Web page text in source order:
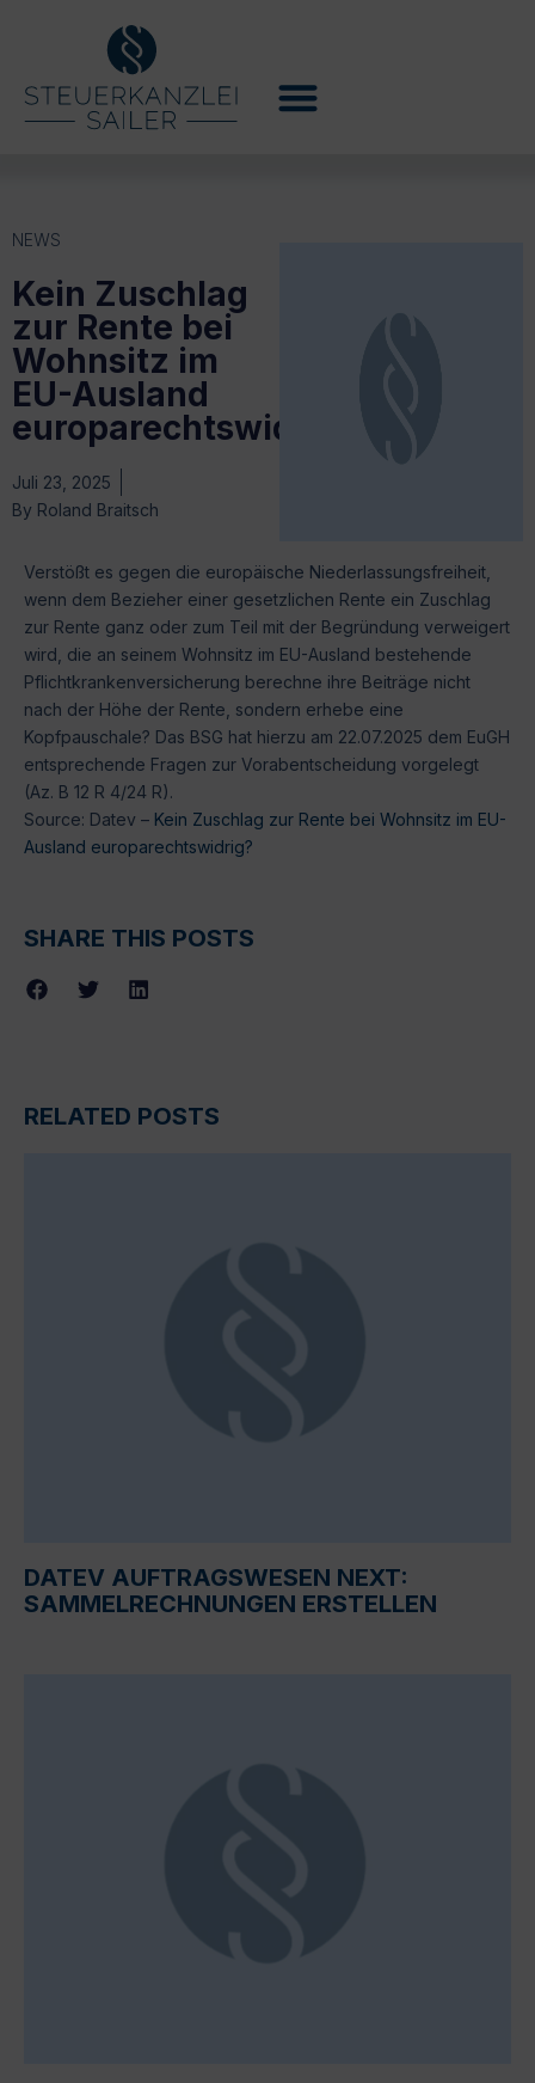
NEWS
Kein Zuschlag
zur Rente bei
Wohnsitz im
EU-Ausland
europarechtswidrig?
Juli 23, 2025
By Roland Braitsch
Verstößt es gegen die europäische Niederlassungsfreiheit,
wenn dem Bezieher einer gesetzlichen Rente ein Zuschlag
zur Rente ganz oder zum Teil mit der Begründung verweigert
wird, die an seinem Wohnsitz im EU-Ausland bestehende
Pflichtkrankenversicherung berechne ihre Beiträge nicht
nach der Höhe der Rente, sondern erhebe eine
Kopfpauschale? Das BSG hat hierzu am 22.07.2025 dem EuGH
entsprechende Fragen zur Vorabentscheidung vorgelegt
(Az. B 12 R 4/24 R).
Source: Datev – Kein Zuschlag zur Rente bei Wohnsitz im EU-
Ausland europarechtswidrig?
SHARE THIS POSTS
RELATED POSTS
DATEV AUFTRAGSWESEN NEXT:
SAMMELRECHNUNGEN ERSTELLEN